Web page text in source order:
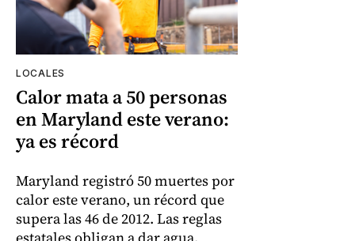
LOCALES
Calor mata a 50 personas
en Maryland este verano:
ya es récord
Maryland registró 50 muertes por
calor este verano, un récord que
supera las 46 de 2012. Las reglas